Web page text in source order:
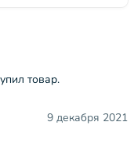
товар.
9 декабря 2021